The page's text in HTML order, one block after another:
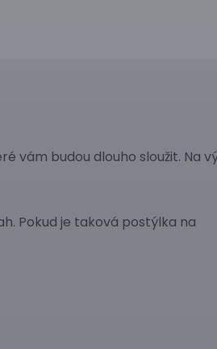
vám budou dlouho sloužit. Na
Pokud je taková postýlka na